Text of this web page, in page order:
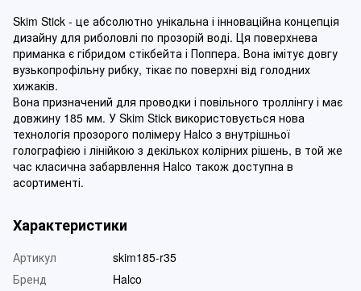
Skim Stick - це абсолютно унікальна і інноваційна концепція
дизайну для риболовлі по прозорій воді. Ця поверхнева
приманка є гібридом стікбейта і Поппера. Вона імітує довгу
вузькопрофільну рибку, тікає по поверхні від голодних
хижаків.
Вона призначений для проводки і повільного троллінгу і має
довжину 185 мм. У Skim Stick використовується нова
технологія прозорого полімеру Halco з внутрішньої
голографією і лінійкою з декількох колірних рішень, в той же
час класична забарвлення Halco також доступна в
асортименті.
Характеристики
Артикул
skim185-r35
Бренд
Halco